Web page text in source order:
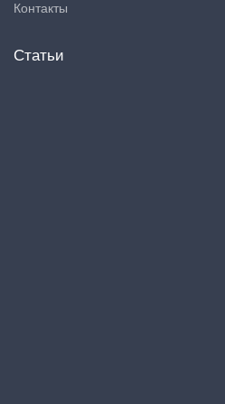
Контакты
Статьи